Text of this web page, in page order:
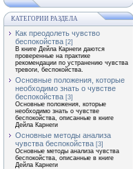
КАТЕГОРИИ РАЗДЕЛА
Как преодолеть чувство
беспокойства [2]
В книге Дейла Карнеги даются
проверенные на практике
рекомендации по устранению чувства
тревоги, беспокойства.
Основные положения, которые
необходимо знать о чувстве
беспокойства [3]
Основные положения, которые
необходимо знать о чувстве
беспокойства, описанные в книге
Дейла Карнеги
Основные методы анализа
чувства беспокойства [3]
Основные методы анализа чувства
беспокойства, описанные в книге
Дейла Карнеги